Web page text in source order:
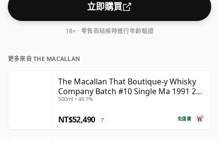
立即購買
18+ · 零售商結帳時進行年齡驗證
更多來自 THE MACALLAN
The Macallan That Boutique-y Whisky
Company Batch #10 Single Ma 1991 26
年
500ml • 48.7%
免運費
NT$52,490 ?